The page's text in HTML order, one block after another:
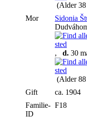
(Alder 38
Mor
Sidonia
, d. 30
(Alder 88
Gift
ca. 1904
Familie-
ID
F18